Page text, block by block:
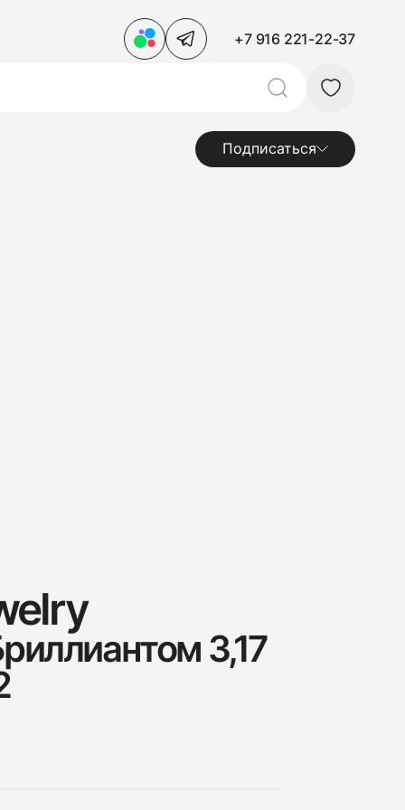
+7 916 221-22-37
Подписаться
3,17